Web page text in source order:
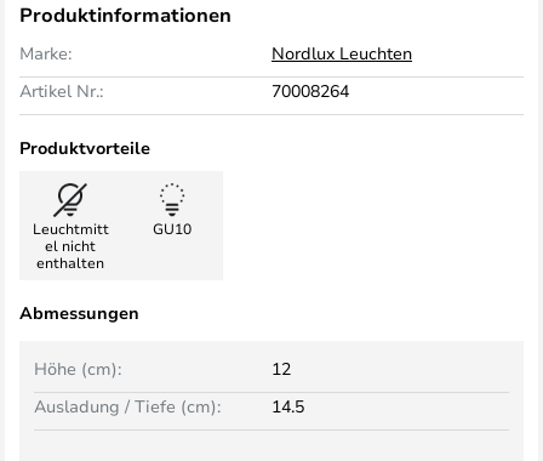
Produktinformationen
Marke:
Nordlux Leuchten
Artikel Nr.:
70008264
Produktvorteile
Leuchtmitt
el nicht
enthalten
GU10
Abmessungen
Höhe (cm):
12
Ausladung / Tiefe (cm):
14.5